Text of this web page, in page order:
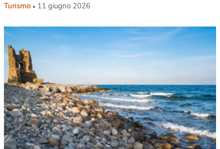
Turismo 11 giugno 2026